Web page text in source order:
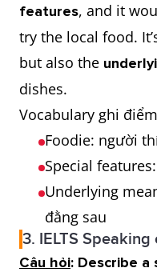
features, and it
try the local food.
but also the
dishes.
Vocabulary ghi
Foodie: người
Special
Underlying
đằng sau
3. IELTS
Câu hỏi: Describe a